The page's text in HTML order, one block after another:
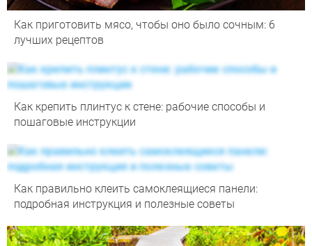
Как приготовить мясо, чтобы оно было сочным: 6
лучших рецептов
Как крепить плинтус к стене: рабочие способы и
пошаговые инструкции
Как правильно клеить самоклеящиеся панели:
подробная инструкция и полезные советы